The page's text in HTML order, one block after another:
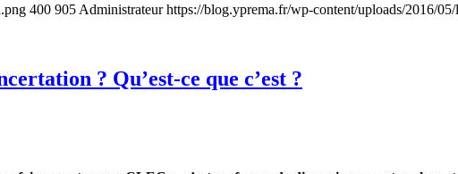
400 905 Administrateur https://blog.yprema.fr/wp-content/uploads/2016/
? Qu’est-ce que c’est ?